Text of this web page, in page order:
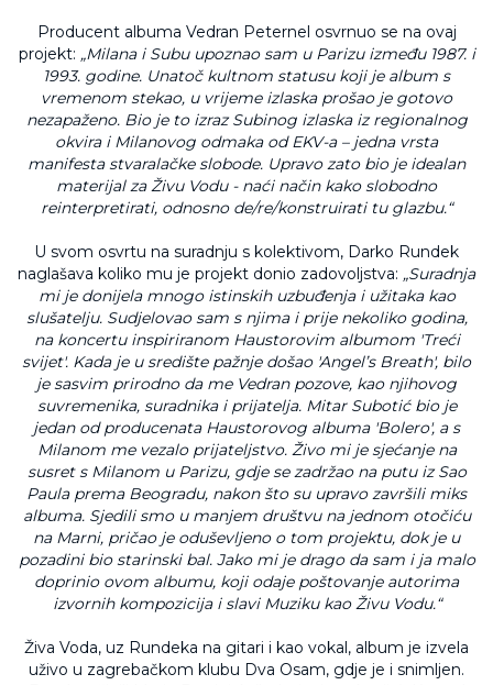
Producent albuma Vedran Peternel osvrnuo se na ovaj
projekt: „Milana i Subu upoznao sam u Parizu između 1987. i
1993. godine. Unatoč kultnom statusu koji je album s
vremenom stekao, u vrijeme izlaska prošao je gotovo
nezapaženo. Bio je to izraz Subinog izlaska iz regionalnog
okvira i Milanovog odmaka od EKV-a – jedna vrsta
manifesta stvaralačke slobode. Upravo zato bio je idealan
materijal za Živu Vodu - naći način kako slobodno
reinterpretirati, odnosno de/re/konstruirati tu glazbu.“
U svom osvrtu na suradnju s kolektivom, Darko Rundek
naglašava koliko mu je projekt donio zadovoljstva: „Suradnja
mi je donijela mnogo istinskih uzbuđenja i užitaka kao
slušatelju. Sudjelovao sam s njima i prije nekoliko godina,
na koncertu inspiriranom Haustorovim albumom 'Treći
svijet'. Kada je u središte pažnje došao 'Angel’s Breath', bilo
je sasvim prirodno da me Vedran pozove, kao njihovog
suvremenika, suradnika i prijatelja. Mitar Subotić bio je
jedan od producenata Haustorovog albuma 'Bolero', a s
Milanom me vezalo prijateljstvo. Živo mi je sjećanje na
susret s Milanom u Parizu, gdje se zadržao na putu iz Sao
Paula prema Beogradu, nakon što su upravo završili miks
albuma. Sjedili smo u manjem društvu na jednom otočiću
na Marni, pričao je oduševljeno o tom projektu, dok je u
pozadini bio starinski bal. Jako mi je drago da sam i ja malo
doprinio ovom albumu, koji odaje poštovanje autorima
izvornih kompozicija i slavi Muziku kao Živu Vodu.“
Živa Voda, uz Rundeka na gitari i kao vokal, album je izvela
uživo u zagrebačkom klubu Dva Osam, gdje je i snimljen.